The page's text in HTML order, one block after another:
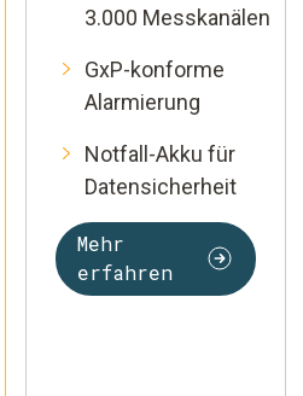
3.000 Messkanälen
GxP-konforme
Alarmierung
Notfall-Akku für
Datensicherheit
Mehr
erfahren